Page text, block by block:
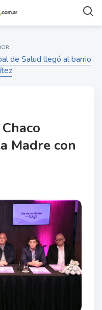
de Salud llegó al barrio
Madre con